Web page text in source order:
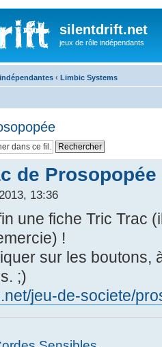
silentdrift.net
jeux de rôle indépendants
‹ Limbic Systems
de Prosopopée
13:36
une fiche Tric Trac
!
sur les boutons,
;)
jeu-de-societe/